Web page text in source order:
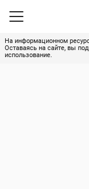
На информационном
Оставаясь на сайте, вы
использование.